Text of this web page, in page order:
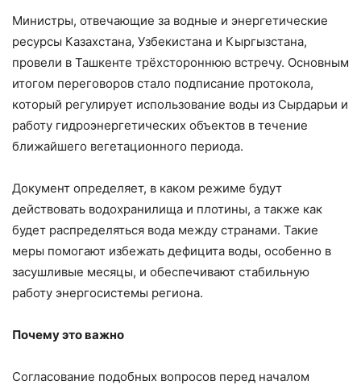
Министры, отвечающие за водные и энергетические
ресурсы Казахстана, Узбекистана и Кыргызстана,
провели в Ташкенте трёхстороннюю встречу. Основным
итогом переговоров стало подписание протокола,
который регулирует использование воды из Сырдарьи и
работу гидроэнергетических объектов в течение
ближайшего вегетационного периода.
Документ определяет, в каком режиме будут
действовать водохранилища и плотины, а также как
будет распределяться вода между странами. Такие
меры помогают избежать дефицита воды, особенно в
засушливые месяцы, и обеспечивают стабильную
работу энергосистемы региона.
Почему это важно
Согласование подобных вопросов перед началом